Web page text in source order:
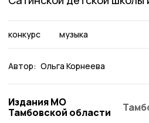
конкурс музыка
Автор: Ольга Корнеева
Издания МО
Тамбовской области